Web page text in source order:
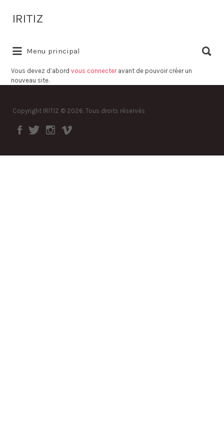
IRITIZ
Annuaire des professionnels à proximité
Menu principal
Vous devez d’abordvous connecteravant de pouvoir créer un
nouveau site.
Copyright IRITIZ © 2026. Tous droits réservés